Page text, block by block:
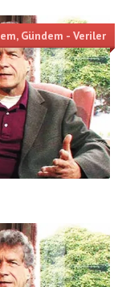
, Gündem - Veriler